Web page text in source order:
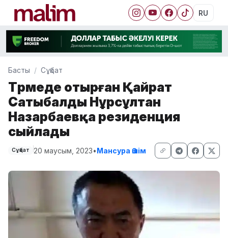
RU
Басты Сұқбат
Түрмеде отырған Қайрат
Сатыбалды Нұрсұлтан
Назарбаевқа резиденция
сыйлады
Сұқбат 20 маусым, 2023•Мансура Әшім